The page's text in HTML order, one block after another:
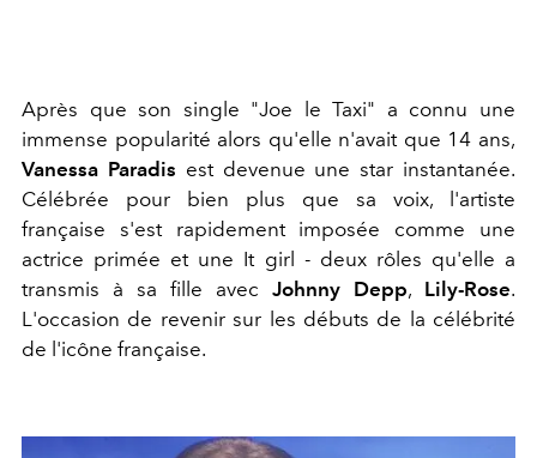
Après que son single "Joe le Taxi" a connu une
immense popularité alors qu'elle n'avait que 14 ans,
Vanessa Paradis est devenue une star instantanée.
Célébrée pour bien plus que sa voix, l'artiste
française s'est rapidement imposée comme une
actrice primée et une It girl - deux rôles qu'elle a
transmis à sa fille avec Johnny Depp, Lily-Rose.
L'occasion de revenir sur les débuts de la célébrité
de l'icône française.